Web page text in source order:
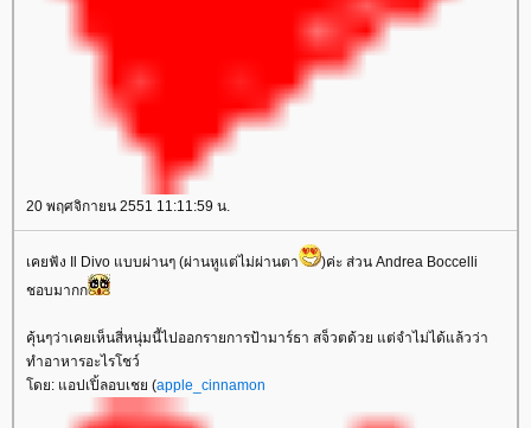
20 พฤศจิกายน 2551 11:11:59 น.
เคยฟัง Il Divo แบบผ่านๆ (ผ่านหูแต่ไม่ผ่านตา
)ค่ะ ส่วน Andrea Boccelli
ชอบมากก
คุ้นๆว่าเคยเห็นสี่หนุ่มนี้ไปออกรายการป้ามาร์ธา สจ็วตด้วย แต่จำไม่ได้แล้วว่า
ทำอาหารอะไรโชว์
ดย: แอปเปิ้ลอบเชย (apple_cinnamon